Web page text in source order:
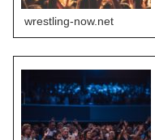
wrestling-now.net